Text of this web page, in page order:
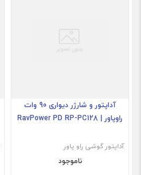
آداپتور و شارژر دیواری 90 وات
راوپاور | RavPower PD RP-PC128
آداپتور گوشی راو پاور
ناموجود